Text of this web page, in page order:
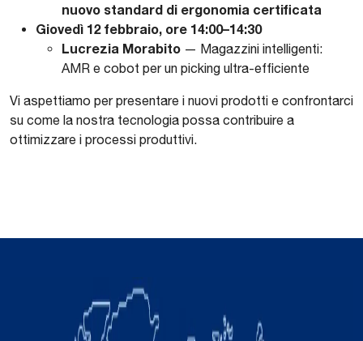
nuovo standard di ergonomia certificata
Giovedì 12 febbraio, ore 14:00–14:30
Lucrezia Morabito — Magazzini intelligenti:
AMR e cobot per un picking ultra-efficiente
Vi aspettiamo per presentare i nuovi prodotti e confrontarci
su come la nostra tecnologia possa contribuire a
ottimizzare i processi produttivi.